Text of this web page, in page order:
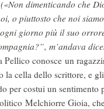
(«Non dimenticando che
o piuttosto che noi
giorno più il suo
m’andava
Pellico conosce un
la cella dello scrittore, e
per costui un sentimento
Melchiorre Gioia,